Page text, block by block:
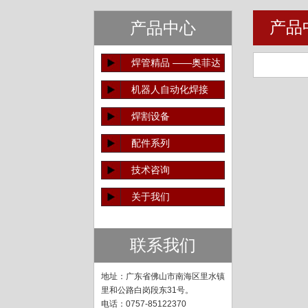
产品中心
焊管精品 ——奥菲达
质造
机器人自动化焊接
焊割设备
配件系列
技术咨询
关于我们
联系我们
地址：广东省佛山市南海区里水镇
里和公路白岗段东31号。
电话：0757-85122370
产品